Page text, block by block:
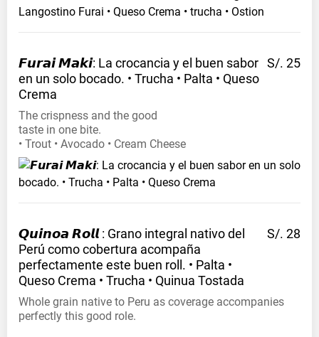
𝙁𝙪𝙧𝙖𝙞 𝙈𝙖𝙠𝙞: La crocancia y el buen sabor
en un solo bocado. • Trucha • Palta • Queso
Crema
S/. 25
The crispness and the good
taste in one bite.
• Trout • Avocado • Cream Cheese
𝙌𝙪𝙞𝙣𝙤𝙖 𝙍𝙤𝙡𝙡 : Grano integral nativo del
Perú como cobertura acompaña
perfectamente este buen roll. • Palta •
Queso Crema • Trucha • Quinua Tostada
S/. 28
Whole grain native to Peru as coverage accompanies
perfectly this good role.